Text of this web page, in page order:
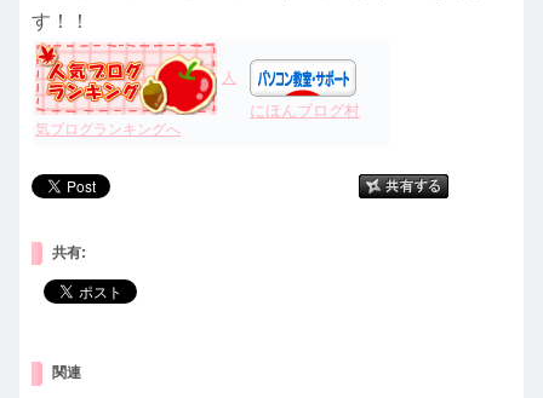
す！！
人
気ブログランキングへ
にほんブログ村
共有:
関連